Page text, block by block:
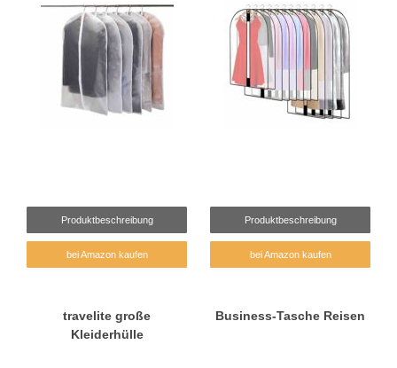
Produktbeschreibung
bei Amazon kaufen
Produktbeschreibung
bei Amazon kaufen
travelite große
Kleiderhülle
Business-Tasche Reisen